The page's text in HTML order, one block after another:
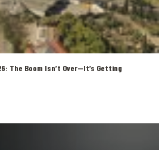
The Boom Isn’t Over—It’s Getting